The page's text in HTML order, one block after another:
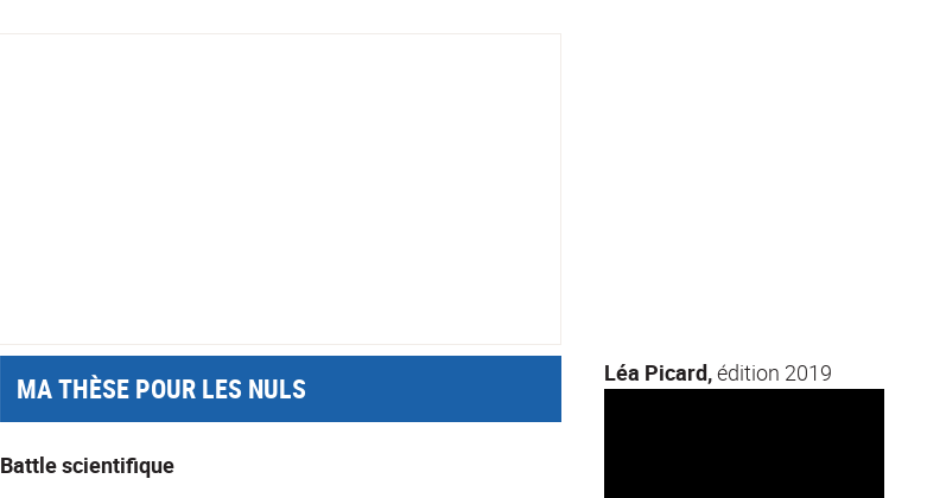
MA THÈSE POUR LES NULS
Battle scientifique
Léa Picard,édition 2019